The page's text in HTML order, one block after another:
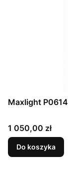
Maxlight
Cena
1 050,00 zł
Do koszyka